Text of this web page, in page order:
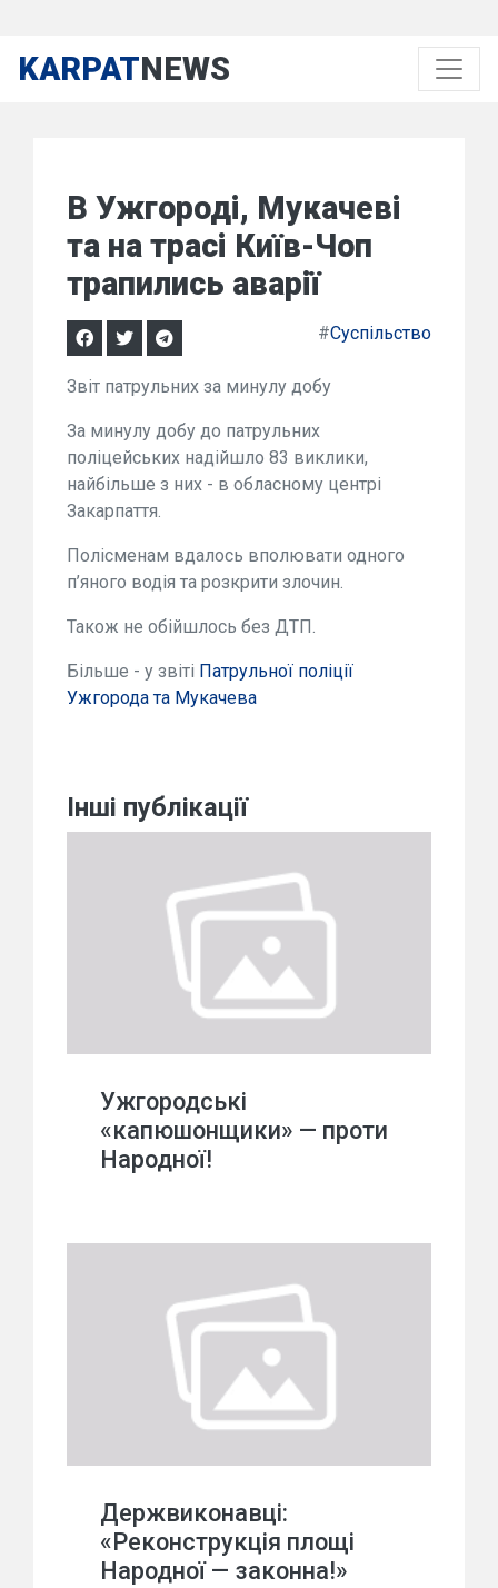
KARPATNEWS
В Ужгороді, Мукачеві
та на трасі Київ-Чоп
трапились аварії
#Суспільство
Звіт патрульних за минулу добу
За минулу добу до патрульних
поліцейських надійшло 83 виклики,
найбільше з них - в обласному центрі
Закарпаття.
Полісменам вдалось вполювати одного
п’яного водія та розкрити злочин.
Також не обійшлось без ДТП.
Більше - у звіті Патрульної поліції
Ужгорода та Мукачева
Інші публікації
Ужгородські
«капюшонщики» — проти
Народної!
Держвиконавці:
«Реконструкція площі
Народної — законна!»